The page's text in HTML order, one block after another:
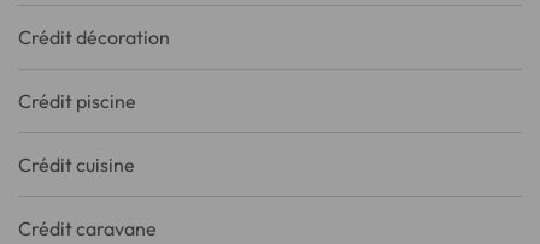
Crédit décoration
Crédit piscine
Crédit cuisine
Crédit caravane